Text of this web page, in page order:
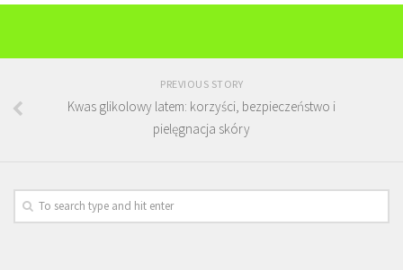
PREVIOUS STORY
Kwas glikolowy latem: korzyści, bezpieczeństwo i
pielęgnacja skóry